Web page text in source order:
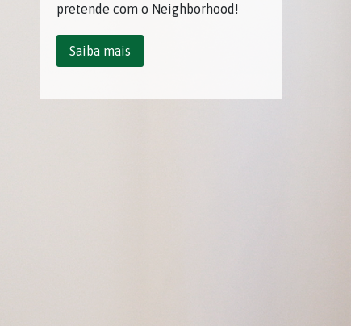
pretende com o Neighborhood!
Saiba mais